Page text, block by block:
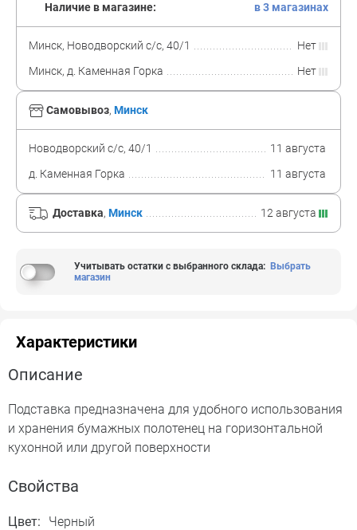
Самовывоз, Минск
Новодворский с/с, 40/1
11 августа
д. Каменная Горка
11 августа
Доставка, Минск 12 августа
Наличие в магазине: в 3 магазинах
Минск, Новодворский с/с, 40/1
Нет
Минск, д. Каменная Горка
Нет
Учитывать остатки с выбранного склада: Выбрать
магазин
Характеристики
Описание
Подставка предназначена для удобного использования
и хранения бумажных полотенец на горизонтальной
кухонной или другой поверхности
Свойства
Цвет:
Черный